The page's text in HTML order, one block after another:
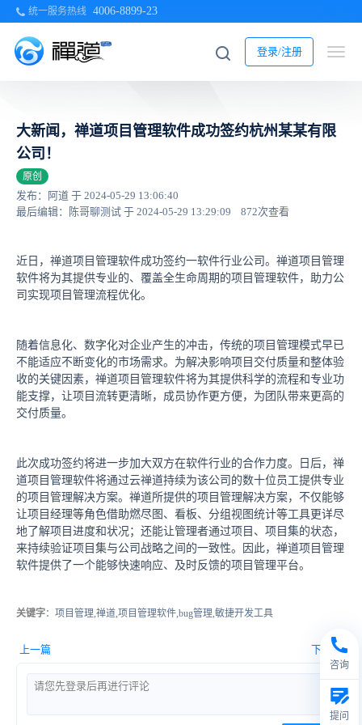
统一服务热线 4006-8899-23
登录/注册
大新闻，禅道项目管理软件成功签约杭州某某有限
公司！
原创
发布：阿道 于 2024-05-29 13:06:40
最后编辑：陈哥聊测试 于 2024-05-29 13:29:09
872次查看
近日，禅道项目管理软件成功签约一软件行业公司。禅道项目管理
软件将为其提供专业的、覆盖全生命周期的项目管理软件，助力公
司实现项目管理流程优化。
随着信息化、数字化对企业产生的冲击，传统的项目管理模式早已
不能适应不断变化的市场需求。为解决影响项目交付质量和整体验
收的关键因素，禅道项目管理软件将为其提供科学的流程和专业功
能支撑，让项目流转更清晰，成员协作更方便，为团队带来更高的
交付质量。
此次成功签约将进一步加大双方在软件行业的合作力度。日后，禅
道项目管理软件将通过云禅道持续为该公司的数十位员工提供专业
的项目管理解决方案。禅道所提供的项目管理解决方案，不仅能够
让项目经理等角色借助燃尽图、看板、分组视图统计等工具更详尽
地了解项目进度和状况；还能让管理者通过项目、项目集的状态，
来持续验证项目集与公司战略之间的一致性。因此，禅道项目管理
软件提供了一个能够快速响应、及时反馈的项目管理平台。
关键字：项目管理,禅道,项目管理软件,bug管理,敏捷开发工具
上一篇 下一篇
咨询
提问